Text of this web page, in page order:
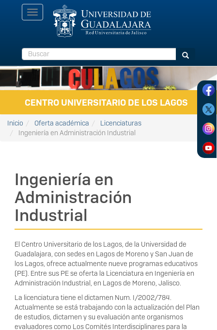
Pasar al contenido principal
Toggle
navigation
Buscar Buscar
CENTRO UNIVERSITARIO DE LOS LAGOS
Inicio Oferta académica
Licenciaturas
Ingeniería en Administración Industrial
Ingeniería en
Administración
Industrial
El Centro Universitario de los Lagos, de la Universidad de
Guadalajara, con sedes en Lagos de Moreno y San Juan de
los Lagos, ofrece actualmente nueve programas educativos
(PE). Entre sus PE se oferta la Licenciatura en Ingeniería en
Administración Industrial, en Lagos de Moreno, Jalisco.
La licenciatura tiene el dictamen Num. I/2002/784.
Actualmente se está trabajando con la actualización del Plan
de estudios, dictamen y su evaluación ante organismos
evaluadores como Los Comités Interdisciplinares para la